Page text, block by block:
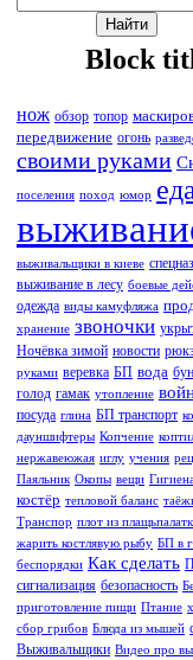
Block
нож обзор топор
передвижение огонь
своими руками
поселения поход юмор
выживальщики в киеве спецназ
выживание в лесу боевые
одежда виды камуфляжа
хранение звоночки
Ночёвка зимой новости
руками веревка БП вода
голод гамак утопление
посуда глина БП транспорт
дауншифтеры Копчение
нержавеюжая иглу учения
Паяльник Окопы вещи
костёр тепловой баланс
Транспор плот из
жарить костлявую рыбу БП в
беспорядки Как сделать
сигнализация безопасность
приготовление пищи Птание
сбор грибов Блюда из мышей
Выживальщики Видео про